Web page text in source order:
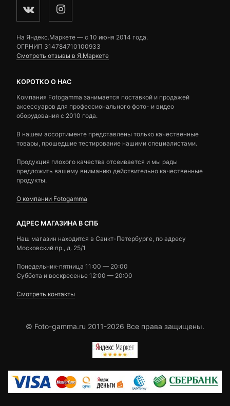
На Яндекс.Маркете — c 10 июня 2014 года.
ОГРНИП 314784710100933
Смотреть отзывы в Я.Маркете
КОРОТКО О НАС
Компания Fotogamma занимается поставкой и продажей
аксессуаров для профессионального фото- и видео
оборудования с 2010 года.
В нашем ассортименте представлены только качественные
товары, прошедшие тестирование нашими специалистами.
Продукция плохого качества отсеивается и мы рады
предложить вашему вниманию действительно качественные
продукты.
О компании Fotogamma
АДРЕС МАГАЗИНА В СПБ
Наш магазин находится в Санкт-Петербурге, по адресу
Московский пр., д. 25/1
Понедельник-пятница 11:00 — 20:00
Суббота и воскресенье 12:00 — 20:00
Смотреть контакты
© Foto-gamma.ru 2011-2026 Все права защищены.